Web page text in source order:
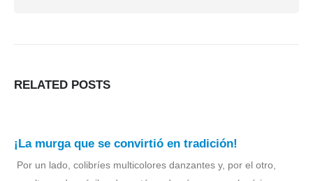
RELATED POSTS
¡La murga que se convirtió en tradición!
‎Por un lado, colibríes multicolores danzantes y, por el otro,